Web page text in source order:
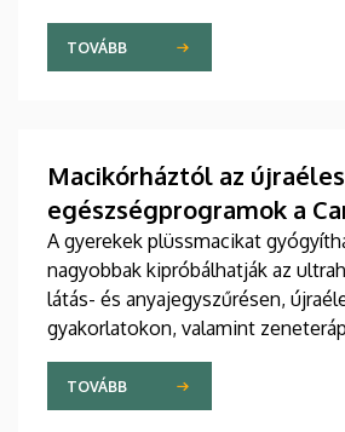
gyógyszerek kifejlesztésére
felgyorsítását sürgetik. A
jelent meg tanulmány a világ egyik
szerzője a Debreceni Egyetem
TOVÁBB
Macikórháztól az
egészségprogramok a
A gyerekek plüssmacikat
nagyobbak kipróbálhatják az
látás- és anyajegyszűrésen,
gyakorlatokon, valamint
egészséget támogató prevenciós
is részt vehetnek a július 22-én
Fesztiválon. A Debreceni Egyetem
TOVÁBB